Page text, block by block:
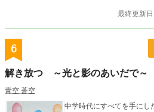
最終更新
6
解き放つ ～光と影のあいだで～
青空 蒼空
中学時代にすべてを手に